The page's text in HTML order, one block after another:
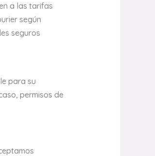
a las tarifas
según
seguros
para su
permisos de